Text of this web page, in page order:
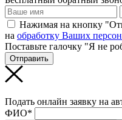
Нажимая на кнопку
на обработку Ваших
Поставьте галочку "Я не
Отправить
Подать онлайн заявку на
ФИО*